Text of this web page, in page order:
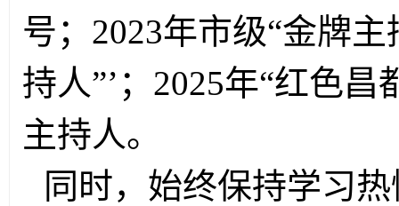
号；2023年市级“金牌主
持人”’ ；2025年“红色昌
主持人。
同时，始终保持学习